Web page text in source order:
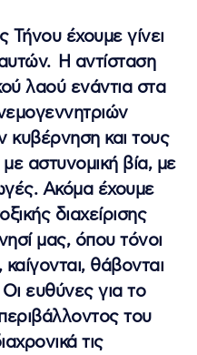
Τήνου έχουμε γίνει
Η αντίσταση
λαού ενάντια στα
κυβέρνηση και τους
αστυνομική βία, με
Ακόμα έχουμε
διαχείρισης
μας, όπου τόνοι
θάβονται
ευθύνες για το
του
τις